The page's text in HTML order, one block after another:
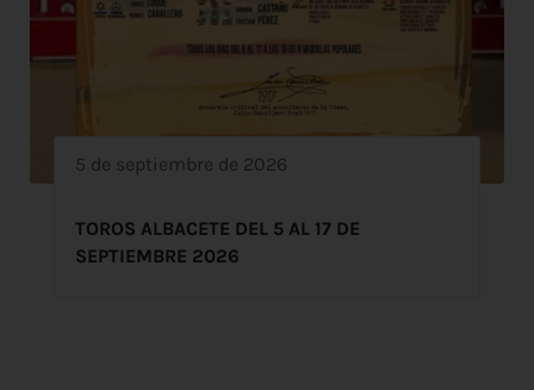
5 de septiembre de 2026
TOROS ALBACETE DEL 5 AL 17 DE
SEPTIEMBRE 2026